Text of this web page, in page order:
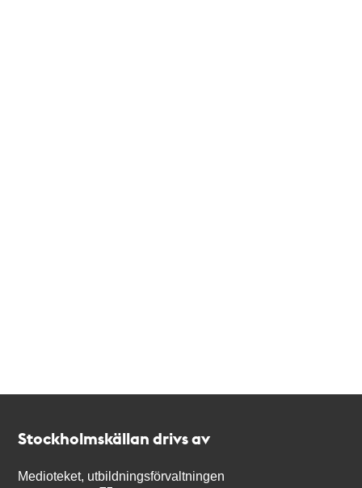
Stockholmskällan drivs av
Medioteket, utbildningsförvaltningen